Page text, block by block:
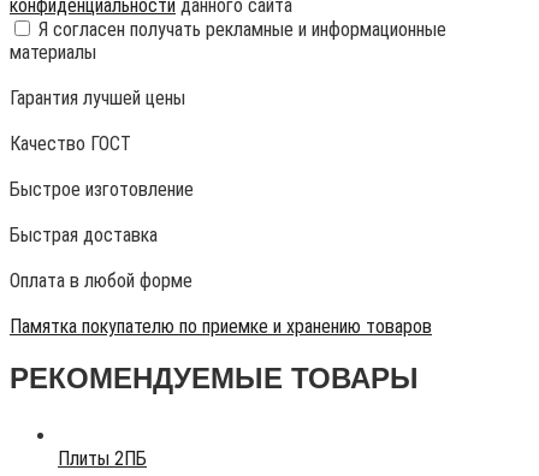
конфиденциальности данного сайта
Я согласен получать рекламные и информационные
материалы
Гарантия лучшей цены
Качество ГОСТ
Быстрое изготовление
Быстрая доставка
Оплата в любой форме
Памятка покупателю по приемке и хранению товаров
РЕКОМЕНДУЕМЫЕ ТОВАРЫ
Плиты 2ПБ